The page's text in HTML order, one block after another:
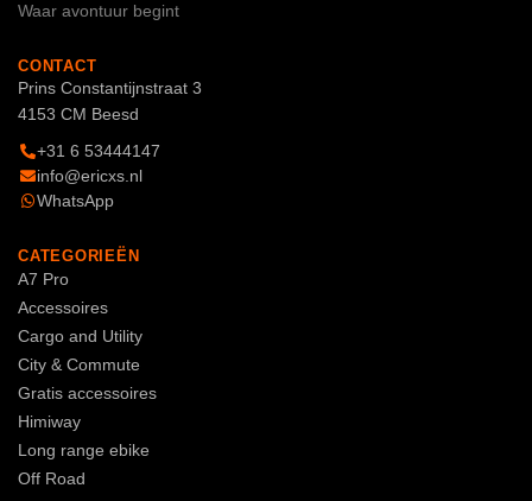
Waar avontuur begint
CONTACT
Prins Constantijnstraat 3
4153 CM Beesd
+31 6 53444147
info@ericxs.nl
WhatsApp
CATEGORIEËN
A7 Pro
Accessoires
Cargo and Utility
City & Commute
Gratis accessoires
Himiway
Long range ebike
Off Road